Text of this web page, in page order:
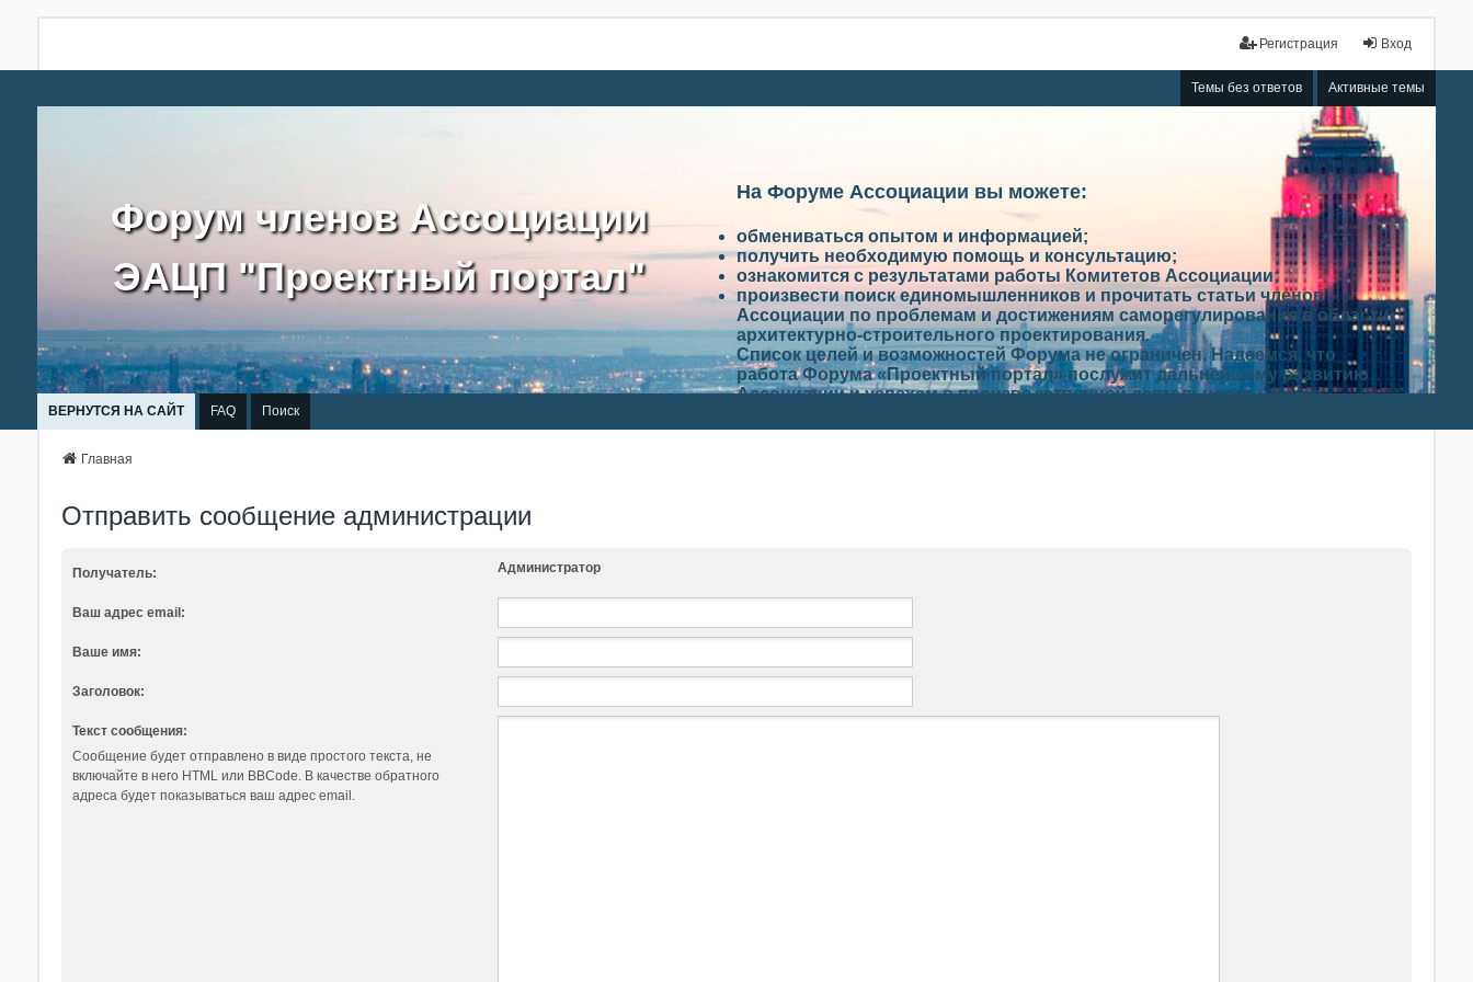
Вход
Регистрация
Темы без ответов Активные темы
Форум членов Ассоциации
ЭАЦП "Проектный портал"
На Форуме Ассоциации вы можете:
обмениваться опытом и информацией;
получить необходимую помощь и консультацию;
ознакомится с результатами работы Комитетов Ассоциации;
произвести поиск единомышленников и прочитать статьи членов
Ассоциации по проблемам и достижениям саморегулирования в области
архитектурно-строительного проектирования.
Список целей и возможностей Форума не ограничен. Надеемся, что
работа Форума «Проектный портал» послужит дальнейшему развитию
Ассоциации и успехам в производственной деятельности членов
ВЕРНУТСЯ НА САЙТ FAQ Поиск
Главная
Отправить сообщение администрации
Получатель: Администратор
Ваш адрес email:
Ваше имя:
Заголовок:
Текст сообщения:
Сообщение будет отправлено в виде простого текста, не
включайте в него HTML или BBCode. В качестве обратного
адреса будет показываться ваш адрес email.